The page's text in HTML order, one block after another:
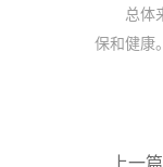
总体
保和健康
上一篇